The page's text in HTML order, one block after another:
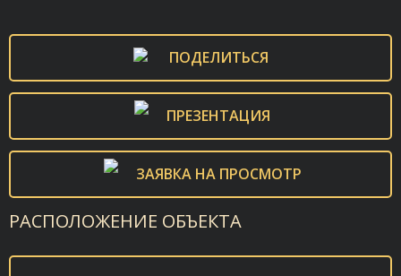
ПОДЕЛИТЬСЯ
ПРЕЗЕНТАЦИЯ
ЗАЯВКА НА ПРОСМОТР
РАСПОЛОЖЕНИЕ ОБЪЕКТА